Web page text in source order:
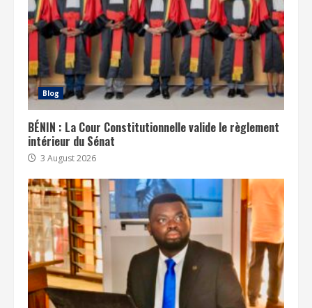
Blog
BÉNIN : La Cour Constitutionnelle valide le règlement
intérieur du Sénat
3 August 2026